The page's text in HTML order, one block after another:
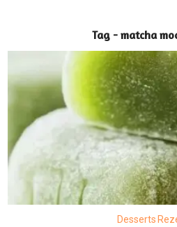
Tag - matcha
Desserts